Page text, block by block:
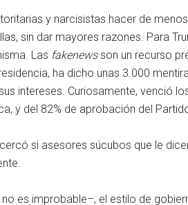
y narcisistas hacer de
sin dar mayores razones. Para
Las fakenewsson un recurso
ha dicho unas 3.000
intereses. Curiosamente, venció
y del 82% de aprobación del
si asesores súcubos que le
es improbable–, el estilo de